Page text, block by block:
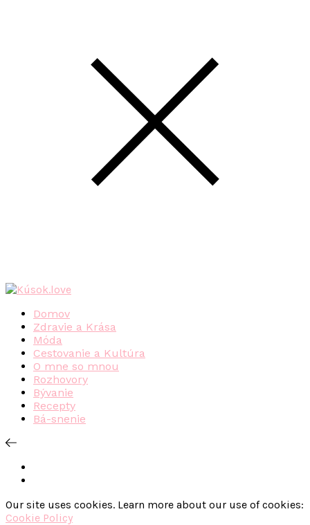
Domov
Zdravie a Krása
Móda
Cestovanie a Kultúra
O mne so mnou
Rozhovory
Bývanie
Recepty
Bá-snenie
Our site uses cookies. Learn more about our use of cookies:
Cookie Policy